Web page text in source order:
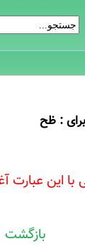
: ظح
با این عبارت
بازگشت